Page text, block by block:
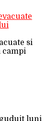
si
campi
luni